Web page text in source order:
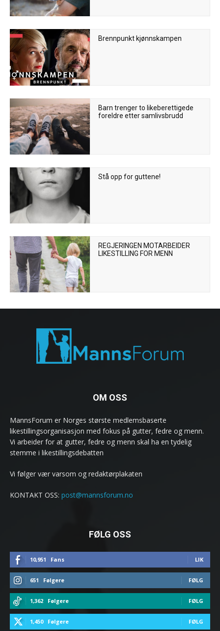
Brennpunkt kjønnskampen
Barn trenger to likeberettigede
foreldre etter samlivsbrudd
Stå opp for guttene!
REGJERINGEN MOTARBEIDER
LIKESTILLING FOR MENN
OM OSS
MannsForum er Norges største medlemsbaserte
likestillingsorganisasjon med fokus på gutter, fedre og menn.
Vi arbeider for at gutter, fedre og menn skal ha en tydelig
stemme i likestillingsdebatten
Vi følger vær varsom og redaktørplakaten
KONTAKT OSS: post@mannsforum.no
FØLG OSS
10,951 Fans LIK
651 Følgere FØLG
1,362 Følgere FØLG
1,450 Følgere FØLG